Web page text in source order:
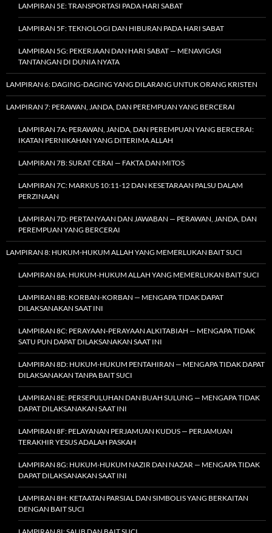
LAMPIRAN 5E: TRANSPORTASI PADA HARI SABAT
LAMPIRAN 5F: TEKNOLOGI DAN HIBURAN PADA HARI SABAT
LAMPIRAN 5G: PEKERJAAN DAN HARI SABAT — MENAVIGASI
TANTANGAN DI DUNIA NYATA
LAMPIRAN 6: DAGING-DAGING YANG DILARANG UNTUK ORANG KRISTEN
LAMPIRAN 7: PERAWAN, JANDA, DAN PEREMPUAN YANG BERCERAI
LAMPIRAN 7A: PERAWAN, JANDA, DAN PEREMPUAN YANG BERCERAI:
IKATAN PERNIKAHAN YANG DITERIMA ALLAH
LAMPIRAN 7B: SURAT CERAI — FAKTA DAN MITOS
LAMPIRAN 7C: MARKUS 10:11-12 DAN KESETARAAN PALSU DALAM
PERZINAAN
LAMPIRAN 7D: PERTANYAAN DAN JAWABAN — PERAWAN, JANDA, DAN
PEREMPUAN YANG BERCERAI
LAMPIRAN 8: HUKUM-HUKUM ALLAH YANG MEMERLUKAN BAIT SUCI
LAMPIRAN 8A: HUKUM-HUKUM ALLAH YANG MEMERLUKAN BAIT SUCI
LAMPIRAN 8B: KORBAN-KORBAN — MENGAPA TIDAK DAPAT
DILAKSANAKAN SAAT INI
LAMPIRAN 8C: PERAYAAN-PERAYAAN ALKITABIAH — MENGAPA TIDAK
SATU PUN DAPAT DILAKSANAKAN SAAT INI
LAMPIRAN 8D: HUKUM-HUKUM PENTAHIRAN — MENGAPA TIDAK DAPAT
DILAKSANAKAN TANPA BAIT SUCI
LAMPIRAN 8E: PERSEPULUHAN DAN BUAH SULUNG — MENGAPA TIDAK
DAPAT DILAKSANAKAN SAAT INI
LAMPIRAN 8F: PELAYANAN PERJAMUAN KUDUS — PERJAMUAN
TERAKHIR YESUS ADALAH PASKAH
LAMPIRAN 8G: HUKUM-HUKUM NAZIR DAN NAZAR — MENGAPA TIDAK
DAPAT DILAKSANAKAN SAAT INI
LAMPIRAN 8H: KETAATAN PARSIAL DAN SIMBOLIS YANG BERKAITAN
DENGAN BAIT SUCI